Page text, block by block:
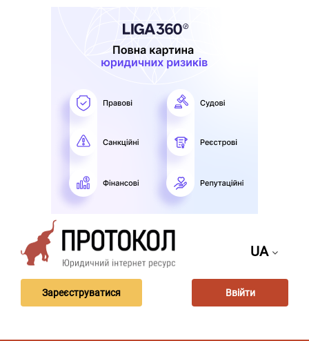
UA
Зареєструватися Ввійти